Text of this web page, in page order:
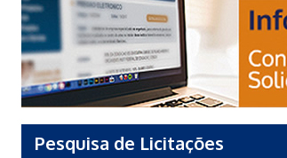
Pesquisa de Licitações